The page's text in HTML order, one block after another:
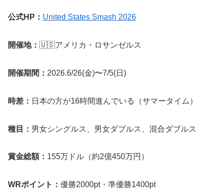
公式HP： United States Smash 2026
開催地： 🇺🇸アメリカ・ロサンゼルス
開催期間： 2026.6/26(金)〜7/5(日)
時差： 日本の方が16時間進んでいる（サマータイム）
種目： 男女シングルス、男女ダブルス、混合ダブルス
賞金総額： 155万ドル（約2億450万円）
WRポイント： 優勝2000pt・準優勝1400pt